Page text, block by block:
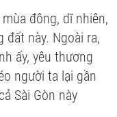
đông, dĩ nhiên,
này. Ngoài ra,
ấy, yêu thương
người ta lại gần
Sài Gòn này